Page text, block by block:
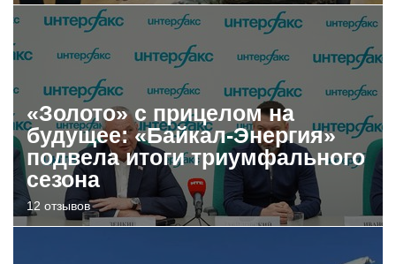
«Золото» с прицелом на
будущее: «Байкал-Энергия»
подвела итоги триумфального
сезона
12 отзывов